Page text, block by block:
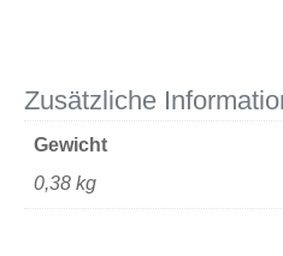
Zusätzliche
Gewicht
0,38 kg